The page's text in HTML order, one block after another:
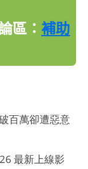
區： 補助
百萬卻遭惡意
最新上線影